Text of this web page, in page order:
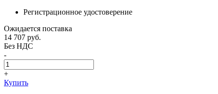
Регистрационное удостоверение
Ожидается поставка
14 707 руб.
Без НДС
-
+
Купить